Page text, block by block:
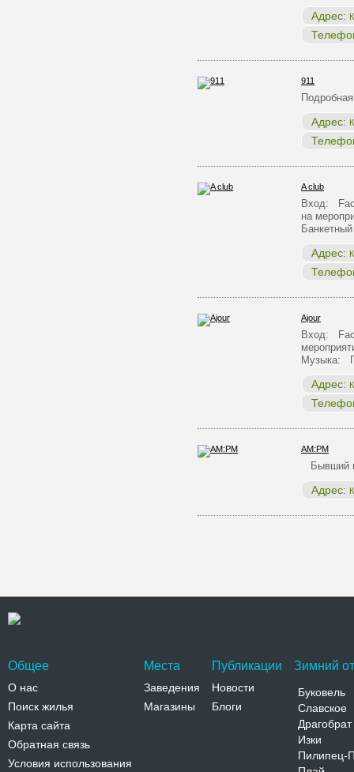
Адрес:
911
Адрес:
A club
Вход:
на
Адрес:
Ajour
Вход:
Музыка:
Адрес:
AM:PM
Бывший
Адрес:
Общее
О нас
Поиск жилья
Карта сайта
Обратная связь
Условия использования
Места
Заведения
Магазины
Публикации
Новости
Блоги
Зимний
Буковель
Славское
Драгобрат
Изки
Пилипец-